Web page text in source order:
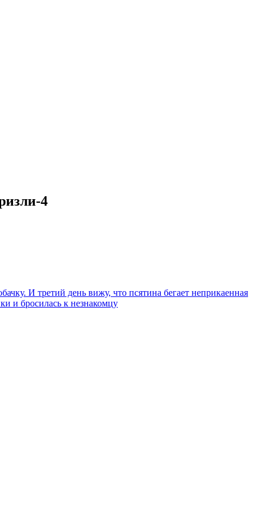
4
И третий день вижу, что псятина бегает неприкаенная
и бросилась к незнакомцу